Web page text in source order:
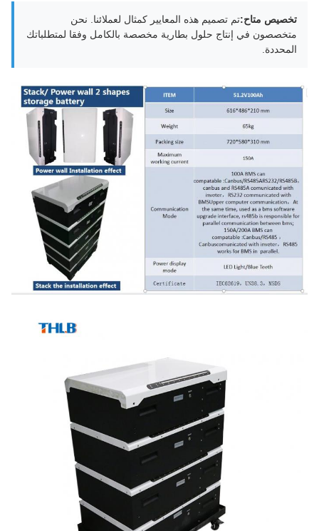
تخصيص متاح:تم تصميم هذه المعايير كمثال لعملائنا. نحن
متخصصون في إنتاج حلول بطارية مخصصة بالكامل وفقا لمتطلباتك
المحددة.